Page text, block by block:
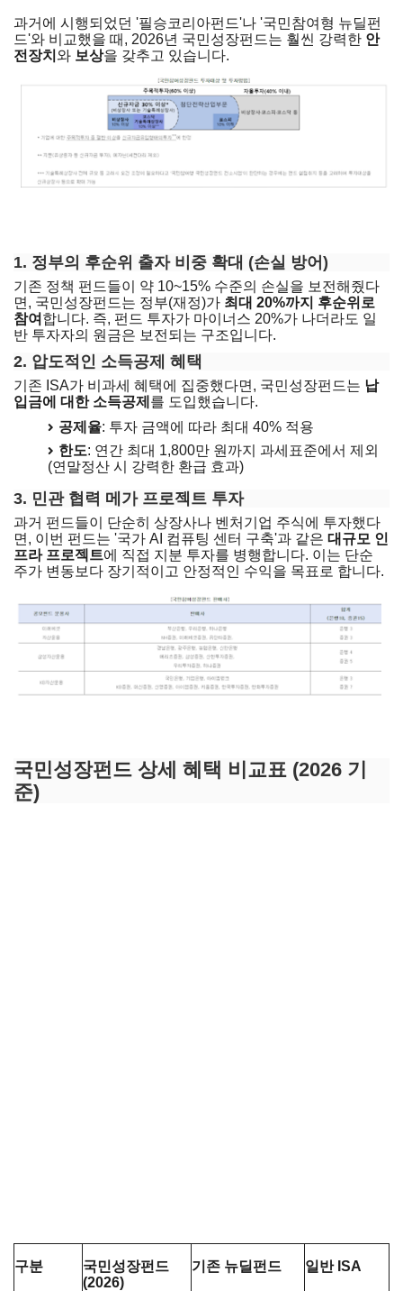
과거에 시행되었던 '필승코리아펀드'나 '국민참여형 뉴딜펀
드'와 비교했을 때, 2026년 국민성장펀드는 훨씬 강력한 안
전장치 와 보상을 갖추고 있습니다.
1. 정부의 후순위 출자 비중 확대 (손실 방어)
기존 정책 펀드들이 약 10~15% 수준의 손실을 보전해줬다
면, 국민성장펀드는 정부(재정)가 최대 20%까지 후순위로
참여 합니다. 즉, 펀드 투자가 마이너스 20%가 나더라도 일
반 투자자의 원금은 보전되는 구조입니다.
2. 압도적인 소득공제 혜택
기존 ISA가 비과세 혜택에 집중했다면, 국민성장펀드는 납
입금에 대한 소득공제 를 도입했습니다.
공제율: 투자 금액에 따라 최대 40% 적용
한도: 연간 최대 1,800만 원까지 과세표준에서 제외
(연말정산 시 강력한 환급 효과)
3. 민관 협력 메가 프로젝트 투자
과거 펀드들이 단순히 상장사나 벤처기업 주식에 투자했다
면, 이번 펀드는 '국가 AI 컴퓨팅 센터 구축'과 같은 대규모 인
프라 프로젝트에 직접 지분 투자를 병행합니다. 이는 단순
주가 변동보다 장기적이고 안정적인 수익을 목표로 합니다.
국민성장펀드 상세 혜택 비교표 (2026 기
준)
구분
국민성장펀드
(2026)
기존 뉴딜펀드 일반 ISA